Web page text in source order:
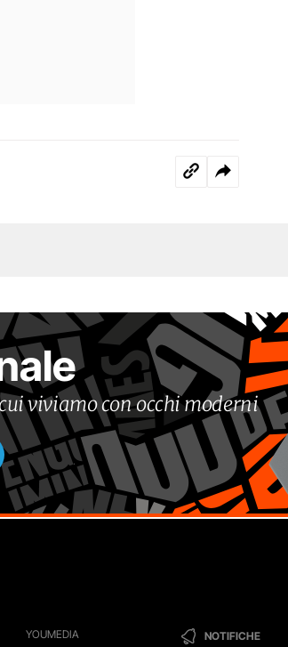
viviamo con occhi moderni
YOUMEDIA NOTIFICHE